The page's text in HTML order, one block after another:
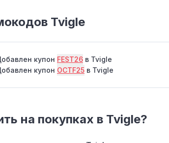
Tvigle
купон FEST26 в Tvigle
купон OCTF25 в Tvigle
на покупках в Tvigle?